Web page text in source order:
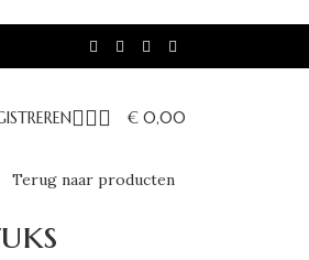
€ 0,00
Terug naar producten